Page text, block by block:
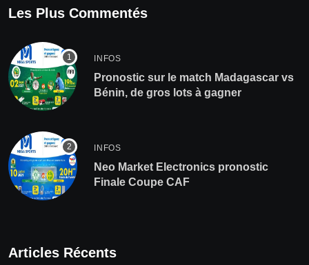
Les Plus Commentés
INFOS
Pronostic sur le match Madagascar vs
Bénin, de gros lots à gagner
INFOS
Neo Market Electronics pronostic
Finale Coupe CAF
Articles Récents